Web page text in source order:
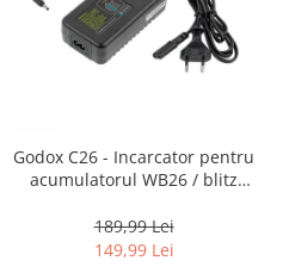
Godox C26 - Incarcator pentru
acumulatorul WB26 / blitz
189,99 Lei
149,99 Lei